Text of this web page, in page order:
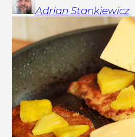
Adrian Stankiewicz